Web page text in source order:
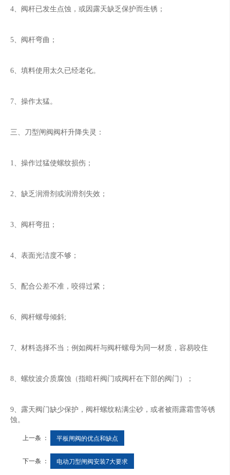
4、阀杆已发生点蚀，或因露天缺乏保护而生锈；
5、阀杆弯曲；
6、填料使用太久已经老化。
7、操作太猛。
三、刀型闸阀阀杆升降失灵：
1、操作过猛使螺纹损伤；
2、缺乏润滑剂或润滑剂失效；
3、阀杆弯扭；
4、表面光洁度不够；
5、配合公差不准，咬得过紧；
6、阀杆螺母倾斜;
7、材料选择不当；例如阀杆与阀杆螺母为同一材质，容易咬住
8、螺纹波介质腐蚀（指暗杆阀门或阀杆在下部的阀门）；
9、露天阀门缺少保护，阀杆螺纹粘满尘砂，或者被雨露霜雪等锈
蚀。
上一条 ： 平板闸阀的优点和缺点
下一条 ： 电动刀型闸阀安装7大要求